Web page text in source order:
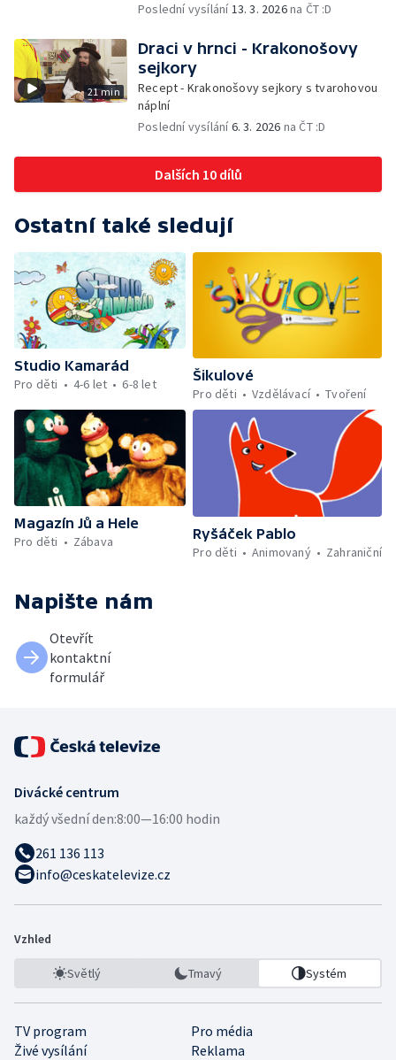
Poslední vysílání13. 3. 2026na ČT :D
21 min
Draci v hrnci - Krakonošovy
sejkory
Recept - Krakonošovy sejkory s tvarohovou
náplní
Poslední vysílání6. 3. 2026 na ČT :D
Dalších 10 dílů
Ostatní také sledují
Studio Kamarád
Pro děti
4-6 let 6-8 let
Šikulové
Pro děti
Vzdělávací Tvoření
Magazín Jů a Hele
Pro děti
Zábava
Ryšáček Pablo
Pro děti
Animovaný Zahraniční
Napište nám
Otevřít
kontaktní
formulář
Divácké centrum
každý všední den:8:00—16:00 hodin
261 136 113
info@ceskatelevize.cz
Vzhled
Světlý Tmavý Systém
TV program
Pro média
Živé vysílání
Reklama